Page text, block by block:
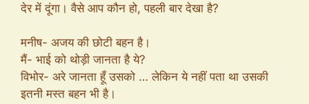
देर में दूंगा। वैसे आप कौन हो, पहली बार देखा है?
मनीष- अजय की छोटी बहन है।
मैं- भाई को थोड़ी जानता है ये?
विभोर- अरे जानता हूँ उसको … लेकिन ये नहीं पता था उसकी
इतनी मस्त बहन भी है।